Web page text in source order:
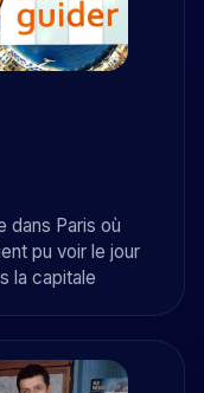
dans Paris où
pu voir le jour
la capitale